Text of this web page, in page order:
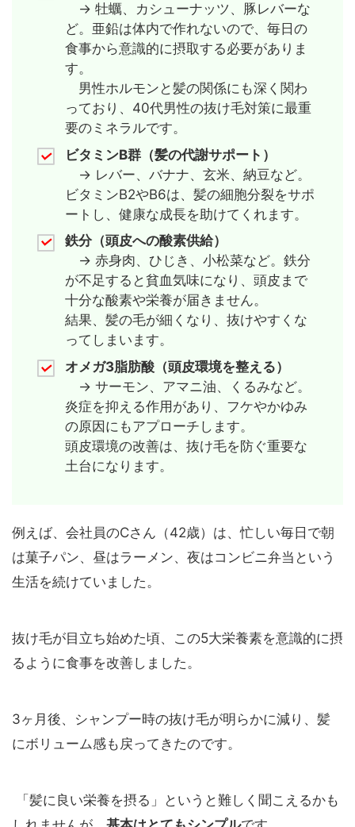
→ 牡蠣、カシューナッツ、豚レバーな
ど。亜鉛は体内で作れないので、毎日の
食事から意識的に摂取する必要がありま
す。
男性ホルモンと髪の関係にも深く関わ
っており、40代男性の抜け毛対策に最重
要のミネラルです。
ビタミンB群（髪の代謝サポート）
→ レバー、バナナ、玄米、納豆など。
ビタミンB2やB6は、髪の細胞分裂をサポ
ートし、健康な成長を助けてくれます。
鉄分（頭皮への酸素供給）
→ 赤身肉、ひじき、小松菜など。鉄分
が不足すると貧血気味になり、頭皮まで
十分な酸素や栄養が届きません。
結果、髪の毛が細くなり、抜けやすくな
ってしまいます。
オメガ3脂肪酸（頭皮環境を整える）
→ サーモン、アマニ油、くるみなど。
炎症を抑える作用があり、フケやかゆみ
の原因にもアプローチします。
頭皮環境の改善は、抜け毛を防ぐ重要な
土台になります。
例えば、会社員のCさん（42歳）は、忙しい毎日で朝
は菓子パン、昼はラーメン、夜はコンビニ弁当という
生活を続けていました。
抜け毛が目立ち始めた頃、この5大栄養素を意識的に摂
るように食事を改善しました。
3ヶ月後、シャンプー時の抜け毛が明らかに減り、髪
にボリューム感も戻ってきたのです。
「髪に良い栄養を摂る」というと難しく聞こえるかも